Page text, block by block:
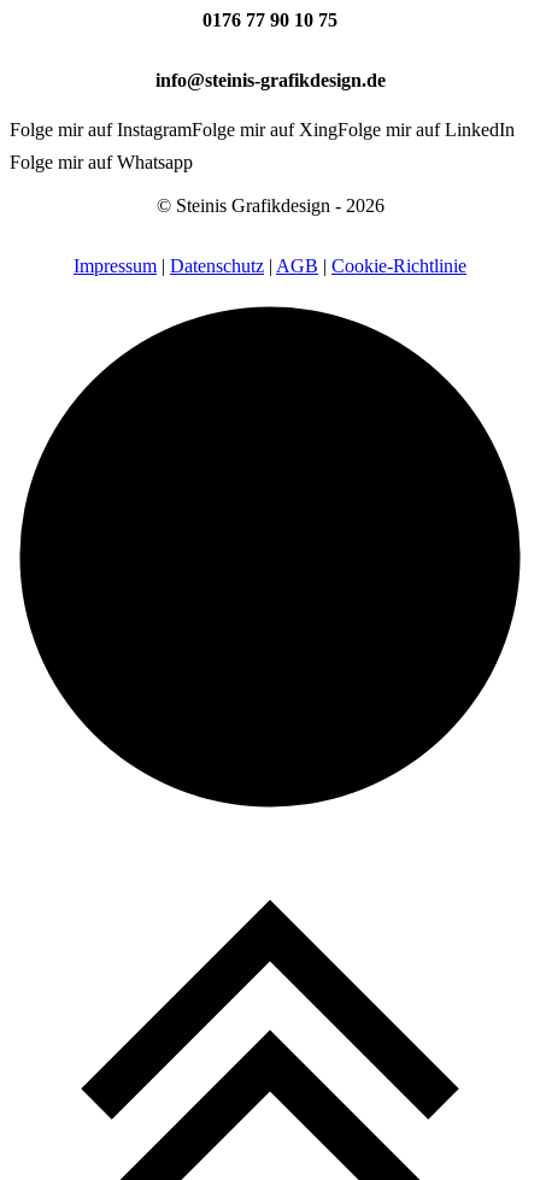
0176 77 90 10 75
info@steinis-grafikdesign.de
Folge mir auf InstagramFolge mir auf XingFolge mir auf LinkedIn
Folge mir auf Whatsapp
© Steinis Grafikdesign - 2026
Impressum | Datenschutz | AGB | Cookie-Richtlinie